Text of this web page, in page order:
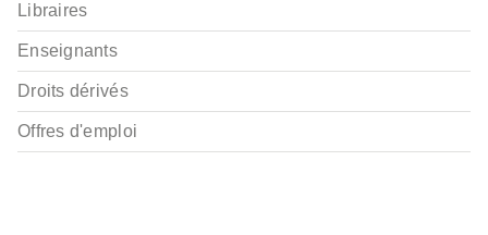
Libraires
Enseignants
Droits dérivés
Offres d'emploi